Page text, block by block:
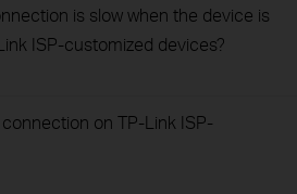
is slow when the device is
ISP-customized devices?
on TP-Link ISP-